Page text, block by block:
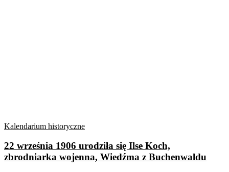
Kalendarium historyczne
22 września 1906 urodziła się Ilse Koch,
zbrodniarka wojenna, Wiedźma z Buchenwaldu